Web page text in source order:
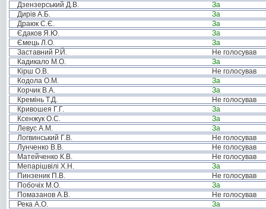
Дзензерський Д.В.
За
Дирів А.Б.
За
Драюк С.Є.
За
Єдаков Я.Ю.
За
Ємець Л.О.
За
Заставний Р.Й.
Не голосував
Кадикало М.О.
За
Кірш О.В.
Не голосував
Кодола О.М.
За
Корчик В.А.
За
Кремінь Т.Д.
Не голосував
Кривошея Г.Г.
За
Ксенжук О.С.
За
Левус А.М.
За
Логвинський Г.В.
Не голосував
Лунченко В.В.
Не голосував
Матейченко К.В.
Не голосував
Мепарішвілі Х.Н.
За
Пинзеник П.В.
Не голосував
Побочіх М.О.
За
Помазанов А.В.
Не голосував
Река А.О.
За